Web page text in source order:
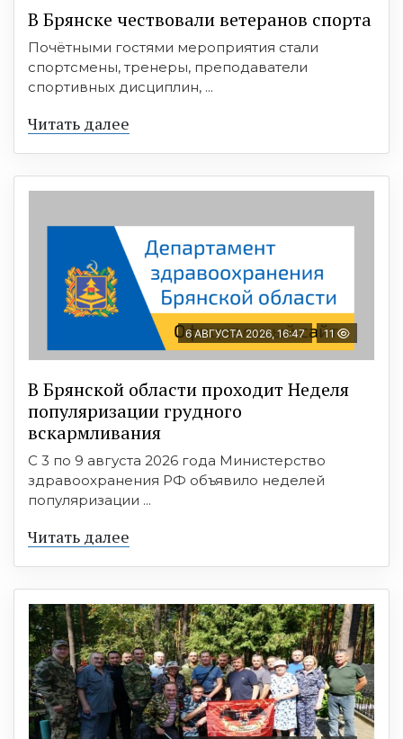
В Брянске чествовали ветеранов спорта
Почётными гостями мероприятия стали
спортсмены, тренеры, преподаватели
спортивных дисциплин, ...
Читать далее
6 АВГУСТА 2026, 16:47 11
В Брянской области проходит Неделя
популяризации грудного
вскармливания
С 3 по 9 августа 2026 года Министерство
здравоохранения РФ объявило неделей
популяризации ...
Читать далее